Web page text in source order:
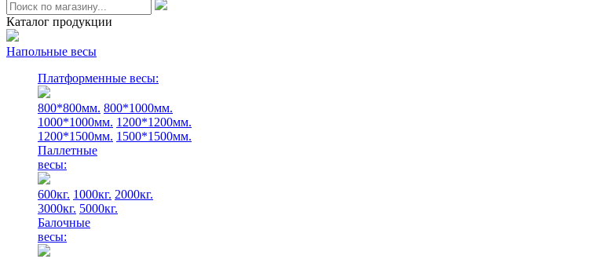
Каталог продукции
Напольные весы
Платформенные весы:
800*800мм. 800*1000мм.
1000*1000мм. 1200*1200мм.
1200*1500мм. 1500*1500мм.
Паллетные
весы:
600кг. 1000кг. 2000кг.
3000кг. 5000кг.
Балочные
весы: